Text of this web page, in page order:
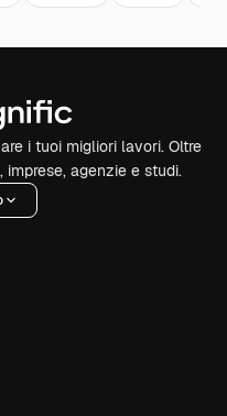
i tuoi migliori lavori. Oltre
imprese, agenzie e studi.